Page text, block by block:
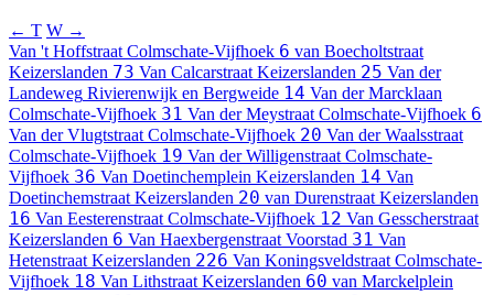
← T W →
Van 't Hoffstraat Colmschate-Vijfhoek 6 van Boecholtstraat
Keizerslanden 73 Van Calcarstraat Keizerslanden 25 Van der
Landeweg Rivierenwijk en Bergweide 14 Van der Marcklaan
Colmschate-Vijfhoek 31 Van der Meystraat Colmschate-Vijfhoek 6
Van der Vlugtstraat Colmschate-Vijfhoek 20 Van der Waalsstraat
Colmschate-Vijfhoek 19 Van der Willigenstraat Colmschate-
Vijfhoek 36 Van Doetinchemplein Keizerslanden 14 Van
Doetinchemstraat Keizerslanden 20 van Durenstraat Keizerslanden
16 Van Eesterenstraat Colmschate-Vijfhoek 12 Van Gesscherstraat
Keizerslanden 6 Van Haexbergenstraat Voorstad 31 Van
Hetenstraat Keizerslanden 226 Van Koningsveldstraat Colmschate-
Vijfhoek 18 Van Lithstraat Keizerslanden 60 van Marckelplein